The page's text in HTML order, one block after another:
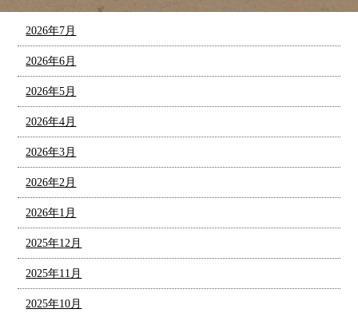
2026年7月
2026年6月
2026年5月
2026年4月
2026年3月
2026年2月
2026年1月
2025年12月
2025年11月
2025年10月